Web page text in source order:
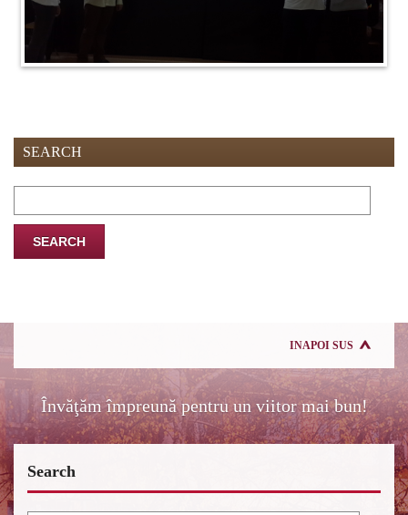
SEARCH
for:
INAPOI SUS
Învăţăm împreună pentru un viitor mai bun!
Search